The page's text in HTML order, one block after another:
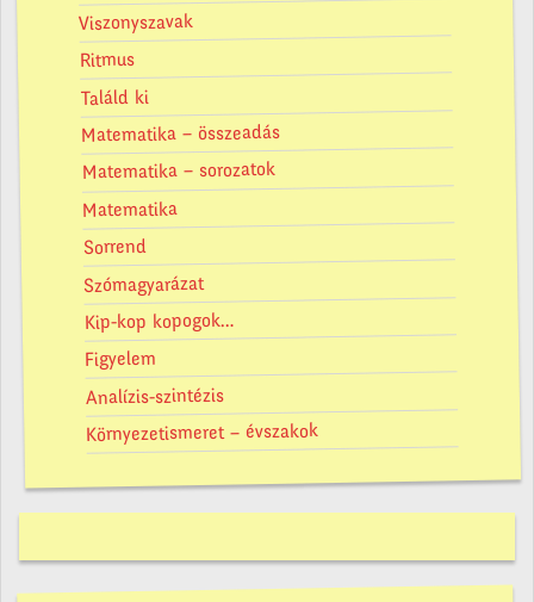
Viszonyszavak
Ritmus
Találd ki
Matematika – összeadás
Matematika – sorozatok
Matematika
Sorrend
Szómagyarázat
Kip-kop kopogok…
Figyelem
Analízis-szintézis
Környezetismeret – évszakok